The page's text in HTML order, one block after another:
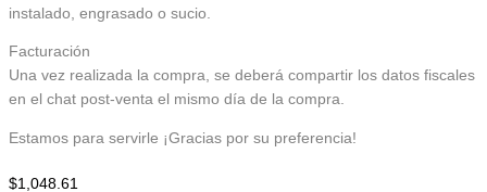
instalado, engrasado o sucio.
Facturación
Una vez realizada la compra, se deberá compartir los datos fiscales
en el chat post-venta el mismo día de la compra.
Estamos para servirle ¡Gracias por su preferencia!
$1,048.61